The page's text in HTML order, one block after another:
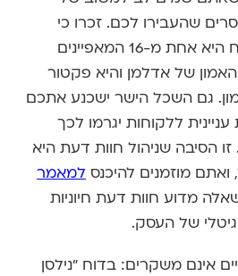
שהעבירו לכם. זכרו כי
הקשבה למשוב הלקוח היא אחת מ-16 המאפיינים
של אדלמן והיא פקטור
גם השכל הישר ישכנע אתכם
ללקוחות יגרמו לכך
הסיבה שניהול חוות דעת היא
מוזמנים להיכנס למאמר
מדוע חוות דעת חיוניות
של העסק.
אינם משקרים: בדוח "נילסן